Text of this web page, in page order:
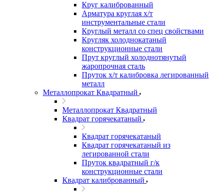
Круг калиброванный
Арматура круглая х/т
инструментальные стали
Круглый металл со спец свойствами
Кругляк холоднокатаный
конструкционные стали
Прут круглый холоднотянутый
жаропрочная сталь
Пруток х/т калибровка легированный
металл
Металлопрокат Квадратный
Металлопрокат Квадратный
Квадрат горячекатаный
Квадрат горячекатаный
Квадрат горячекатаный из
легированной стали
Пруток квадратный г/к
конструкционные стали
Квадрат калиброванный